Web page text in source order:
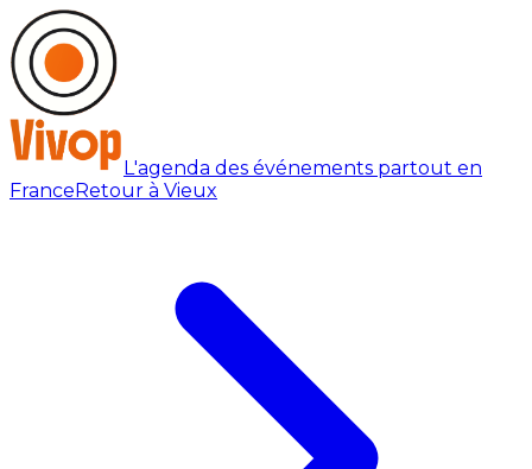
L'agenda des événements partout en
FranceRetour à Vieux